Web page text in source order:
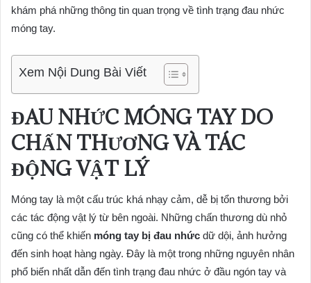
khám phá những thông tin quan trọng về tình trạng đau nhức
móng tay.
Xem Nội Dung Bài Viết
ĐAU NHỨC MÓNG TAY DO
CHẤN THƯƠNG VÀ TÁC
ĐỘNG VẬT LÝ
Móng tay là một cấu trúc khá nhạy cảm, dễ bị tổn thương bởi
các tác động vật lý từ bên ngoài. Những chấn thương dù nhỏ
cũng có thể khiến móng tay bị đau nhức dữ dội, ảnh hưởng
đến sinh hoạt hàng ngày. Đây là một trong những nguyên nhân
phổ biến nhất dẫn đến tình trạng đau nhức ở đầu ngón tay và